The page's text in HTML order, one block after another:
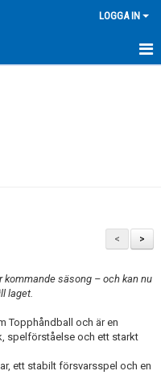
LOGGA IN
>
<
säsong – och kan nu
laget.
Topphåndball och är en
spelförståelse och ett starkt
ett stabilt försvarsspel och en